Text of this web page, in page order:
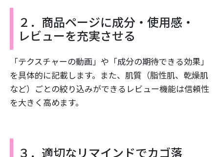
２．商品ページに成分・使用感・
レビューを充実させる
「テクスチャーの動画」や「成分の期待できる効果」
を具体的に記載します。また、肌質（脂性肌、乾燥肌
など）ごとの絞り込みができるレビュー機能は信頼性
を大きく高めます。
３．適切なリマインドでカゴ落